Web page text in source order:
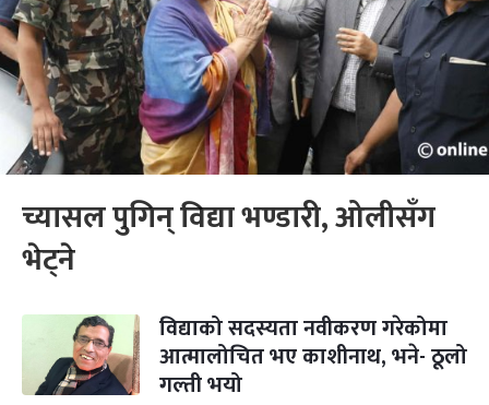
च्यासल पुगिन् विद्या भण्डारी, ओलीसँग
भेट्ने
विद्याको सदस्यता नवीकरण गरेकोमा
आत्मालोचित भए काशीनाथ, भने- ठूलो
गल्ती भयो